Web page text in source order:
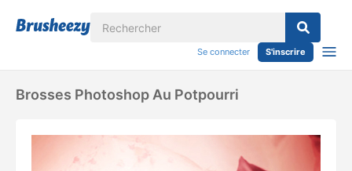
Se connecter S'inscrire
Brosses Photoshop Au Potpourri